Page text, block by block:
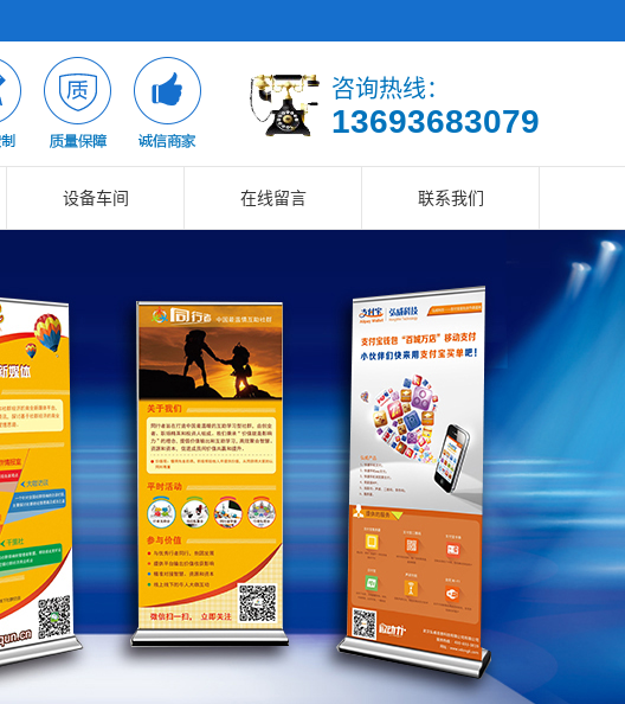
咨询热线：
13693683079
设备车间 在线留言 联系我们